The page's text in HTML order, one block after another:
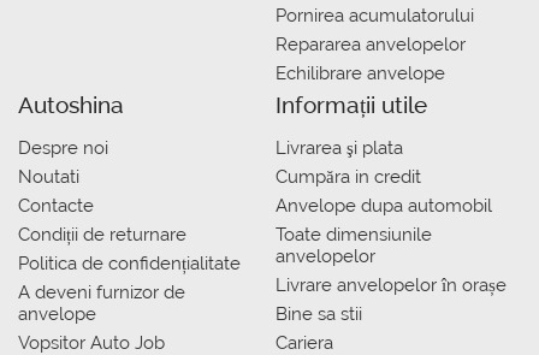
Pornirea acumulatorului
Repararea anvelopelor
Echilibrare anvelope
Autoshina
Despre noi
Noutati
Contacte
Condiții de returnare
Politica de confidențialitate
A deveni furnizor de
anvelope
Vopsitor Auto Job
Informații utile
Livrarea şi plata
Сumpăra in credit
Anvelope dupa automobil
Toate dimensiunile
anvelopelor
Livrare anvelopelor în orașe
Bine sa stii
Cariera